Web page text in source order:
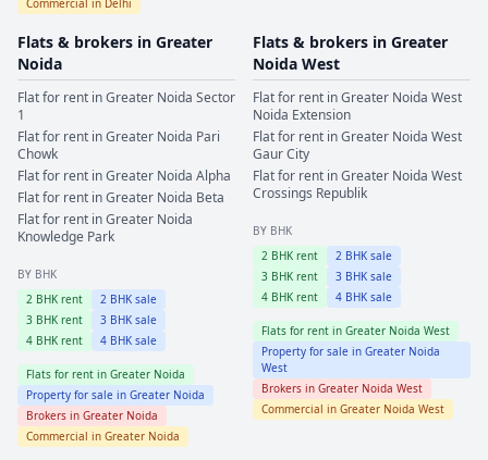
Flats & brokers in Greater
Noida
Flat for rent inGreater Noida Sector
1
Flat for rent inGreater Noida Pari
Chowk
Flat for rent inGreater Noida Alpha
Flat for rent inGreater Noida Beta
Flat for rent inGreater Noida
Knowledge Park
BY BHK
2 BHK rent 2 BHK sale
3 BHK rent 3 BHK sale
4 BHK rent 4 BHK sale
Flats for rent in Greater Noida
Property for sale in Greater Noida
Brokers in Greater Noida
Commercial in Greater Noida
Flats & brokers in Greater
Noida West
Flat for rent inGreater Noida West
Noida Extension
Flat for rent inGreater Noida West
Gaur City
Flat for rent inGreater Noida West
Crossings Republik
BY BHK
2 BHK rent 2 BHK sale
3 BHK rent 3 BHK sale
4 BHK rent 4 BHK sale
Flats for rent in Greater Noida West
Property for sale in Greater Noida
West
Brokers in Greater Noida West
Commercial in Greater Noida West